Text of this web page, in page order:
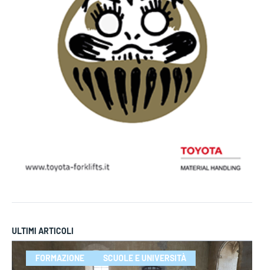
ULTIMI ARTICOLI
FORMAZIONE SCUOLE E UNIVERSITÀ